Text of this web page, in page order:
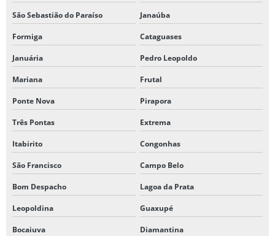
São Sebastião do Paraíso Janaúba
Formiga Cataguases
Januária Pedro Leopoldo
Mariana Frutal
Ponte Nova Pirapora
Três Pontas Extrema
Itabirito Congonhas
São Francisco Campo Belo
Bom Despacho Lagoa da Prata
Leopoldina Guaxupé
Bocaiuva Diamantina